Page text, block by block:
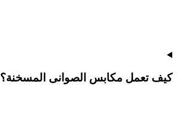
كيف تعمل مكابس الصوانى المسخنة؟